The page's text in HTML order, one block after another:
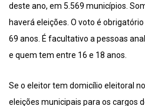
deste ano, em 5.569 municípios.
haverá eleições. O voto é
69 anos. É facultativo a pessoas
e quem tem entre 16 e 18 anos.
Se o eleitor tem domicílio eleitoral
eleições municipais para os cargos